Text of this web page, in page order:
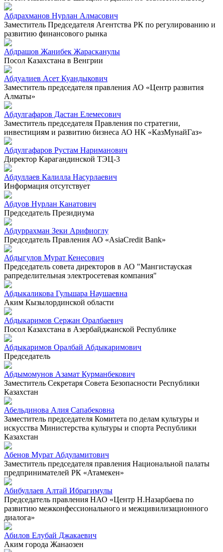
Абдрахманов Нурлан Алмасович
Заместитель Председателя Агентства РК по регулированию и
развитию финансового рынка
Абдрашов Жанибек Жарасканулы
Посол Казахстана в Венгрии
Абдуалиев Асет Куандыкович
Заместитель председателя правления АО «Центр развития
Алматы»
Абдулгафаров Дастан Елемесович
Заместитель председателя Правления по стратегии,
инвестициям и развитию бизнеса АО НК «КазМунайГаз»
Абдулгафаров Рустам Нариманович
Директор Карагандинской ТЭЦ-3
Абдуллаев Калилла Насурлаевич
Информация отсутствует
Абдуов Нурлан Канатович
Председатель Президиума
Абдуррахман Зеки Арифиоглу
Председатель Правления АО «AsiaCredit Bank»
Абдыгулов Мурат Кенесович
Председатель совета директоров в АО "Мангистауская
рапределительная электросетевая компания"
Абдыкаликова Гульшара Наушаевна
Аким Кызылординской области
Абдыкаримов Сержан Оралбаевич
Посол Казахстана в Азербайджанской Республике
Абдыкаримов Оралбай Абдыкаримович
Председатель
Абдымомунов Азамат Курманбекович
Заместитель Секретаря Совета Безопасности Республики
Казахстан
Абельдинова Алия Сапабековна
Заместитель председателя Комитета по делам культуры и
искусства Министерства культуры и спорта Республики
Казахстан
Абенов Мурат Абдуламитович
Заместитель председателя правления Национальной палаты
предпринимателей РК «Атамекен»
Абибуллаев Алтай Ибрагимулы
Председатель правления НАО «Центр Н.Назарбаева по
развитию межконфессионального и межцивилизационного
диалога»
Абилов Елубай Джакаевич
Аким города Жанаозен